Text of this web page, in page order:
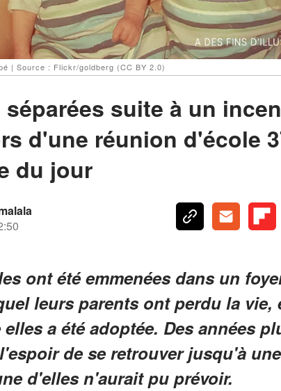
| Source : Flickr/goldberg (CC BY 2.0)
suite à un
d'une réunion d'école
du jour
ont été emmenées dans un
leurs parents ont perdu la vie,
a été adoptée. Des années
de se retrouver jusqu'à
d'elles n'aurait pu prévoir.